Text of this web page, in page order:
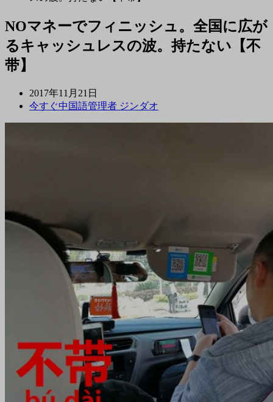
NOマネーでフィニッシュ。全国に広が
るキャッシュレスの波。持たない【不
带】
2017年11月21日
今すぐ中国語管理者 ジンダオ